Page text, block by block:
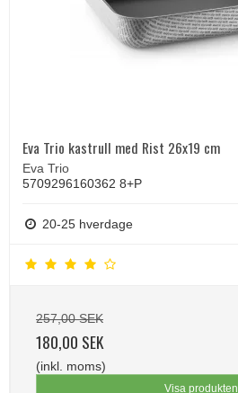
Eva Trio kastrull med Rist 26x19 cm
Eva Trio
5709296160362 8+P
20-25 hverdage
257,00 SEK
180,00 SEK
(inkl. moms)
Visa produkten